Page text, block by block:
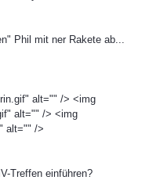
Phil mit ner Rakete ab...
alt="" /> <img
alt="" /> <img
alt="" />
Treffen einführen?